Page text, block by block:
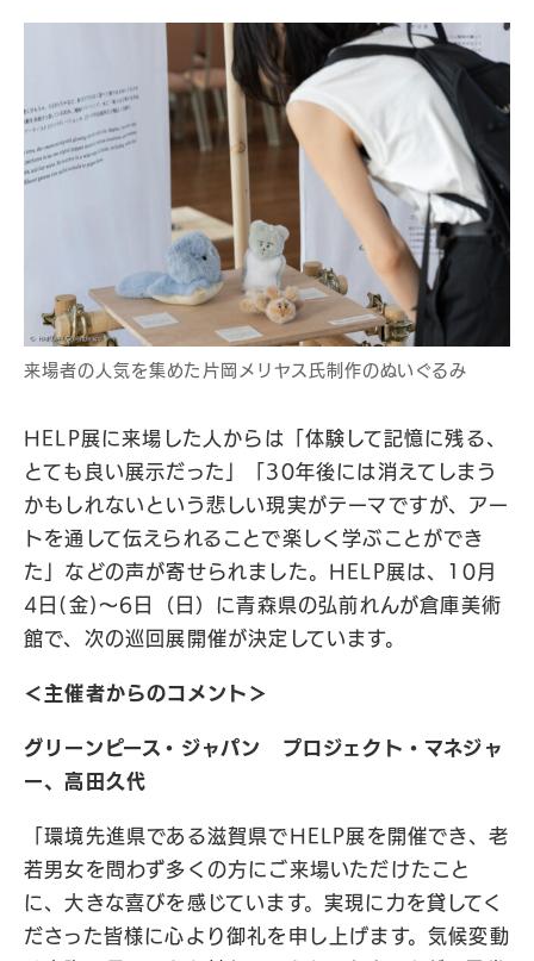
来場者の人気を集めた片岡メリヤス氏制作のぬいぐるみ
HELP展に来場した人からは「体験して記憶に残る、
とても良い展示だった」「30年後には消えてしまう
かもしれないという悲しい現実がテーマですが、アー
トを通して伝えられることで楽しく学ぶことができ
た」などの声が寄せられました。HELP展は、10月
4日(金)〜6日（日）に青森県の弘前れんが倉庫美術
館で、次の巡回展開催が決定しています。
＜主催者からのコメント＞
グリーンピース・ジャパン プロジェクト・マネジャ
ー、高田久代
「環境先進県である滋賀県でHELP展を開催でき、老
若男女を問わず多くの方にご来場いただけたこと
に、大きな喜びを感じています。実現に力を貸してく
ださった皆様に心より御礼を申し上げます。気候変動